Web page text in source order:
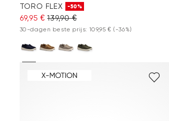
TORO FLEX -50%
69,95 € 139,90 €
30-dagen beste prijs: 109,95 € (-36%)